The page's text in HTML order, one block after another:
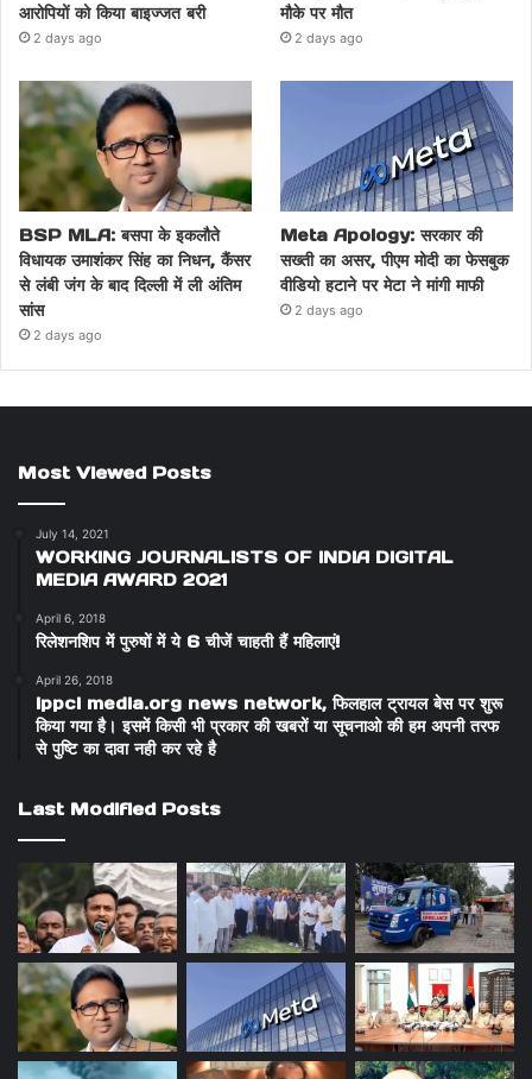
आरोपियों को किया बाइज्जत बरी
2 days ago
मौके पर मौत
2 days ago
BSP MLA: बसपा के इकलौते
विधायक उमाशंकर सिंह का निधन, कैंसर
से लंबी जंग के बाद दिल्ली में ली अंतिम
सांस
2 days ago
Meta Apology: सरकार की
सख्ती का असर, पीएम मोदी का फेसबुक
वीडियो हटाने पर मेटा ने मांगी माफी
2 days ago
Most Viewed Posts
July 14, 2021
WORKING JOURNALISTS OF INDIA DIGITAL
MEDIA AWARD 2021
April 6, 2018
रिलेशनशिप में पुरुषों में ये 6 चीजें चाहती हैं महिलाएं!
April 26, 2018
ippci media.org news network, फिलहाल ट्रायल बेस पर शुरू
किया गया है। इसमें किसी भी प्रकार की खबरों या सूचनाओ की हम अपनी तरफ
से पुष्टि का दावा नही कर रहे है
Last Modified Posts